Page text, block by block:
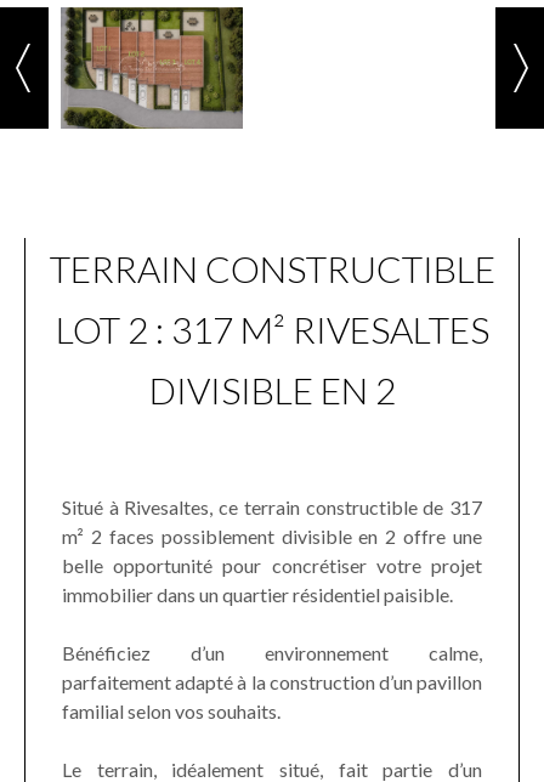
TERRAIN CONSTRUCTIBLE
LOT 2 : 317 M² RIVESALTES
DIVISIBLE EN 2
Situé à Rivesaltes, ce terrain constructible de 317
m² 2 faces possiblement divisible en 2 offre une
belle opportunité pour concrétiser votre projet
immobilier dans un quartier résidentiel paisible.
Bénéficiez d’un environnement calme,
parfaitement adapté à la construction d’un pavillon
familial selon vos souhaits.
Le terrain, idéalement situé, fait partie d’un